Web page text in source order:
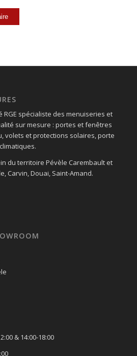
spécialiste des menuiseries et
sur mesure : portes et fenêtres
volets et protections solaires, porte
du territoire Pévèle Carembault et
Carvin, Douai, Saint-Amand.
& 14:00-18:00